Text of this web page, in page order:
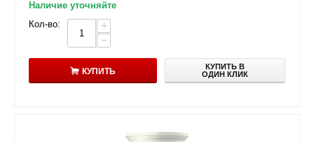
Наличие уточняйте
Кол-во:
+
−
КУПИТЬ
КУПИТЬ В
ОДИН КЛИК